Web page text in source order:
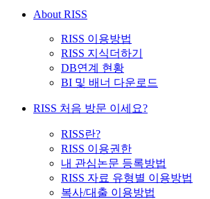
About RISS
RISS 이용방법
RISS 지식더하기
DB연계 현황
BI 및 배너 다운로드
RISS 처음 방문 이세요?
RISS란?
RISS 이용권한
내 관심논문 등록방법
RISS 자료 유형별 이용방법
복사/대출 이용방법